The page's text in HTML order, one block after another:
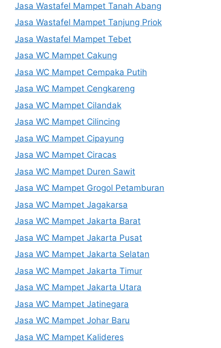
Jasa Wastafel Mampet Tanah Abang
Jasa Wastafel Mampet Tanjung Priok
Jasa Wastafel Mampet Tebet
Jasa WC Mampet Cakung
Jasa WC Mampet Cempaka Putih
Jasa WC Mampet Cengkareng
Jasa WC Mampet Cilandak
Jasa WC Mampet Cilincing
Jasa WC Mampet Cipayung
Jasa WC Mampet Ciracas
Jasa WC Mampet Duren Sawit
Jasa WC Mampet Grogol Petamburan
Jasa WC Mampet Jagakarsa
Jasa WC Mampet Jakarta Barat
Jasa WC Mampet Jakarta Pusat
Jasa WC Mampet Jakarta Selatan
Jasa WC Mampet Jakarta Timur
Jasa WC Mampet Jakarta Utara
Jasa WC Mampet Jatinegara
Jasa WC Mampet Johar Baru
Jasa WC Mampet Kalideres